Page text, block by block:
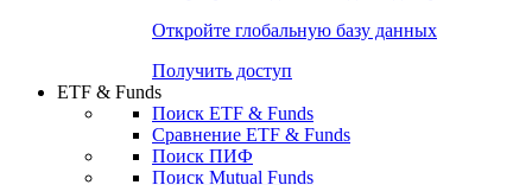
Поиск кредитов
Попробуйте7-дневный
Откройте глобальную базу данных
Получить доступ
ETF & Funds